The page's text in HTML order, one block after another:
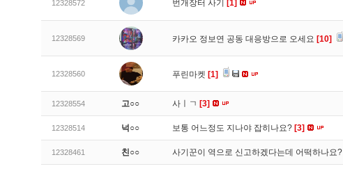
12328572 번개장터 사기 [1]
12328569 카카오 정보연 공동 대응방으로 오세요 [10]
12328560 푸린마켓 [1]
12328554 고○○ 사ㅣㄱ [3]
12328514 넉○○ 보통 어느정도 지나야 잡히나요? [3]
12328461 친○○ 사기꾼이 역으로 신고하겠다는데 어떡하나요?